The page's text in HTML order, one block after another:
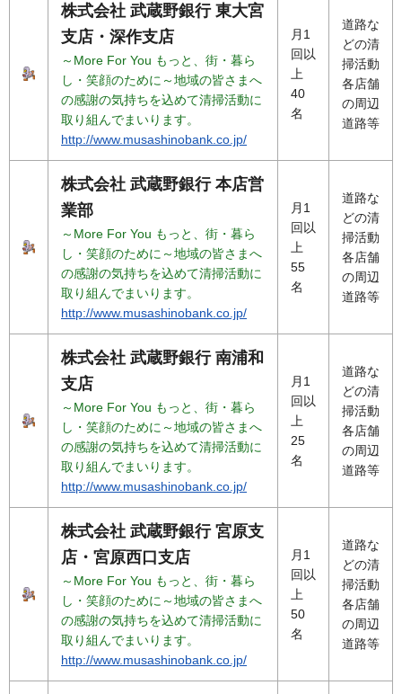
株式会社 武蔵野銀行 東大宮
支店・深作支店
～More For You もっと、街・暮ら
し・笑顔のために～地域の皆さまへ
の感謝の気持ちを込めて清掃活動に
取り組んでまいります。
http://www.musashinobank.co.jp/
月1
回以
上
40
名
道路な
どの清
掃活動
各店舗
の周辺
道路等
株式会社 武蔵野銀行 本店営
業部
～More For You もっと、街・暮ら
し・笑顔のために～地域の皆さまへ
の感謝の気持ちを込めて清掃活動に
取り組んでまいります。
http://www.musashinobank.co.jp/
月1
回以
上
55
名
道路な
どの清
掃活動
各店舗
の周辺
道路等
株式会社 武蔵野銀行 南浦和
支店
～More For You もっと、街・暮ら
し・笑顔のために～地域の皆さまへ
の感謝の気持ちを込めて清掃活動に
取り組んでまいります。
http://www.musashinobank.co.jp/
月1
回以
上
25
名
道路な
どの清
掃活動
各店舗
の周辺
道路等
株式会社 武蔵野銀行 宮原支
店・宮原西口支店
～More For You もっと、街・暮ら
し・笑顔のために～地域の皆さまへ
の感謝の気持ちを込めて清掃活動に
取り組んでまいります。
http://www.musashinobank.co.jp/
月1
回以
上
50
名
道路な
どの清
掃活動
各店舗
の周辺
道路等